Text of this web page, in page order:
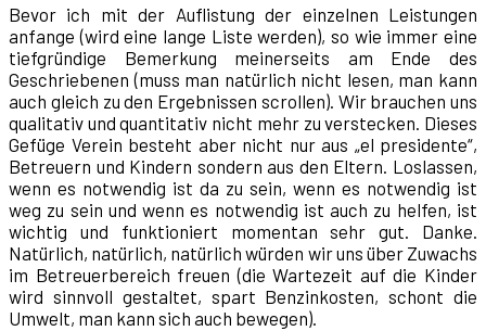
Bevor ich mit der Auflistung der einzelnen Leistungen
anfange (wird eine lange Liste werden), so wie immer eine
tiefgründige Bemerkung meinerseits am Ende des
Geschriebenen (muss man natürlich nicht lesen, man kann
auch gleich zu den Ergebnissen scrollen). Wir brauchen uns
qualitativ und quantitativ nicht mehr zu verstecken. Dieses
Gefüge Verein besteht aber nicht nur aus „el presidente“,
Betreuern und Kindern sondern aus den Eltern. Loslassen,
wenn es notwendig ist da zu sein, wenn es notwendig ist
weg zu sein und wenn es notwendig ist auch zu helfen, ist
wichtig und funktioniert momentan sehr gut. Danke.
Natürlich, natürlich, natürlich würden wir uns über Zuwachs
im Betreuerbereich freuen (die Wartezeit auf die Kinder
wird sinnvoll gestaltet, spart Benzinkosten, schont die
Umwelt, man kann sich auch bewegen).